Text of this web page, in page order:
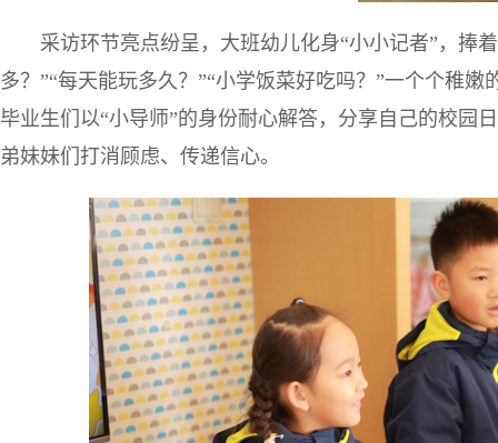
采访环节亮点纷呈，大班幼儿化身“小小记者”，捧
多？”“每天能玩多久？”“小学饭菜好吃吗？”一个个稚
毕业生们以“小导师”的身份耐心解答，分享自己的校园
弟妹妹们打消顾虑、传递信心。